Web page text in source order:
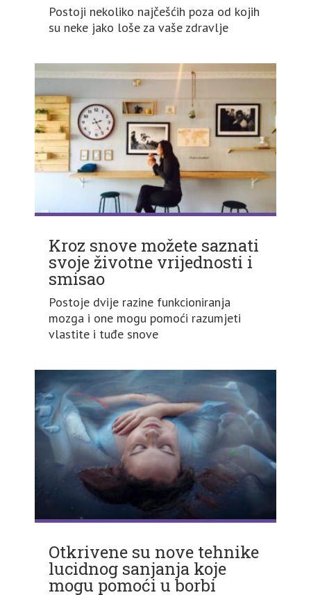
Postoji nekoliko najčešćih poza od kojih
su neke jako loše za vaše zdravlje
Kroz snove možete saznati
svoje životne vrijednosti i
smisao
Postoje dvije razine funkcioniranja
mozga i one mogu pomoći razumjeti
vlastite i tuđe snove
Otkrivene su nove tehnike
lucidnog sanjanja koje
mogu pomoći u borbi